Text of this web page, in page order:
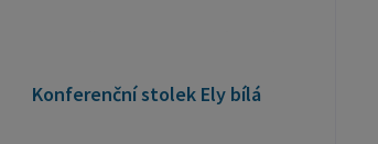
Konferenční stolek Ely bílá